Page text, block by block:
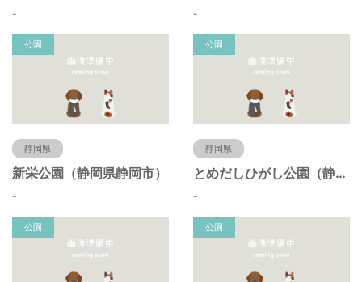
- -
公園
静岡県
新栄公園（静岡県静岡市）
-
公園
静岡県
とめだしひがし公園（静岡県静岡市）
-
公園 公園